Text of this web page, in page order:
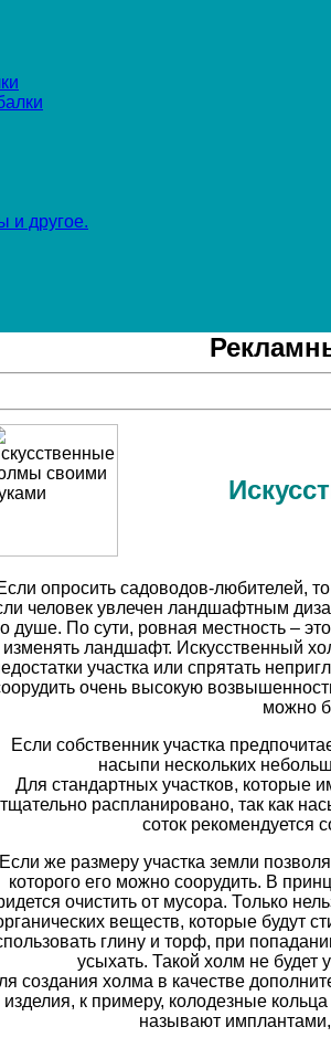
другое.
опросить садоводов-любителей,
человек увлечен ландшафтным
душе. По сути, ровная местность –
изменять ландшафт. Искусственный
участка или спрятать
очень высокую
можно
Если собственник участка
насыпи нескольких
Для стандартных участков, которые
тщательно распланировано, так как
соток рекомендуется
Если же размеру участка земли
которого его можно соорудить. В
очистить от мусора. Только
веществ, которые будут
глину и торф, при
усыхать. Такой холм не будет
создания холма в качестве
изделия, к примеру, колодезные
называют